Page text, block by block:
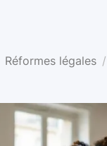
Réformes légales